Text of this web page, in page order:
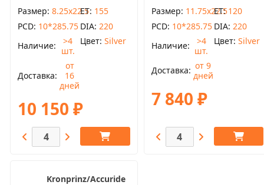
Размер 8.25x22.5
PCD 10*285.75
Наличие
>4
шт.
Доставка
от
16
дней
ET 155
DIA 220
Цвет Silver
10 150 ₽
Размер 11.75x22.5
PCD 10*285.75
Наличие
>4
шт.
Доставка
от 9
дней
ET 120
DIA 220
Цвет Silver
7 840 ₽
Kronprinz/Accuride